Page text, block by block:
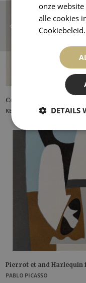
Corn Poppy
KEES VAN DONGEN
Pierrot et and Harlequin
PABLO PICASSO
onze
alle cookies
Cookiebeleid.
DETAILS